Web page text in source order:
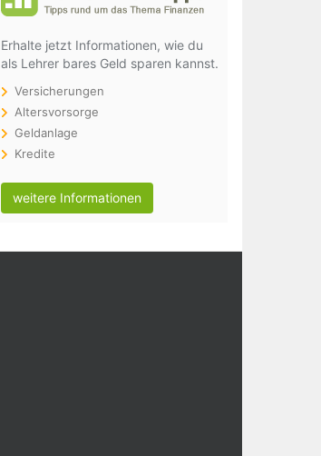
Erhalte jetzt Informationen, wie du
als Lehrer bares Geld sparen kannst.
Versicherungen
Altersvorsorge
Geldanlage
Kredite
weitere Informationen